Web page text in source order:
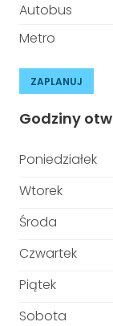
Autobus
Metro
ZAPLANUJ
Godziny
Poniedziałek
Wtorek
Środa
Czwartek
Piątek
Sobota